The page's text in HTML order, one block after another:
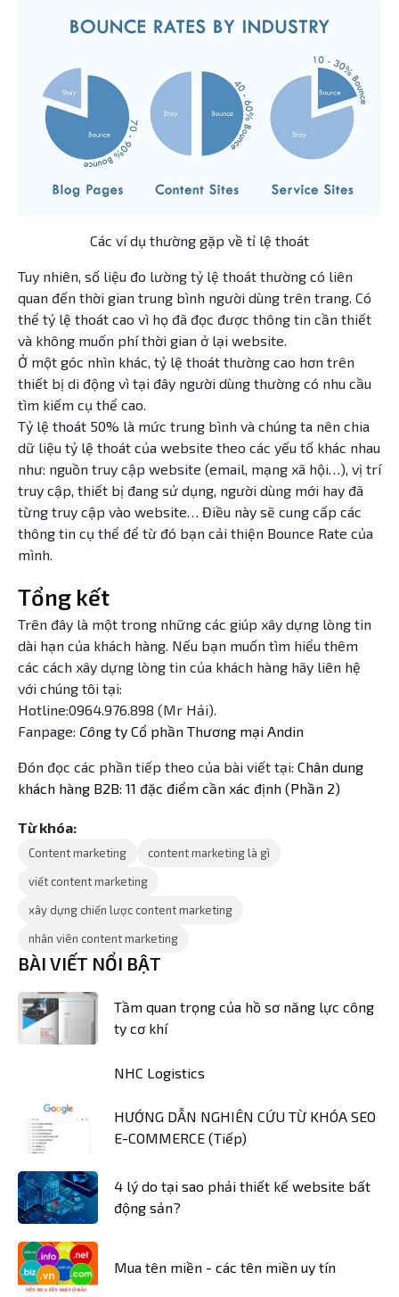
Các ví dụ thường gặp về tỉ lệ thoát
Tuy nhiên, số liệu đo lường tỷ lệ thoát thường có liên
quan đến thời gian trung bình người dùng trên trang. Có
thể tỷ lệ thoát cao vì họ đã đọc được thông tin cần thiết
và không muốn phí thời gian ở lại website.
Ở một góc nhìn khác, tỷ lệ thoát thường cao hơn trên
thiết bị di động vì tại đây người dùng thường có nhu cầu
tìm kiếm cụ thể cao.
Tỷ lệ thoát 50% là mức trung bình và chúng ta nên chia
dữ liệu tỷ lệ thoát của website theo các yếu tố khác nhau
như: nguồn truy cập website (email, mạng xã hội…), vị trí
truy cập, thiết bị đang sử dụng, người dùng mới hay đã
từng truy cập vào website… Điều này sẽ cung cấp các
thông tin cụ thể để từ đó bạn cải thiện Bounce Rate của
mình.
Tổng kết
Trên đây là một trong những các giúp xây dựng lòng tin
dài hạn của khách hàng. Nếu bạn muốn tìm hiểu thêm
các cách xây dựng lòng tin của khách hàng hãy liên hệ
với chúng tôi tại:
Hotline:0964.976.898 (Mr Hải).
Fanpage: Công ty Cổ phần Thương mại Andin
Đón đọc các phần tiếp theo của bài viết tại: Chân dung
khách hàng B2B: 11 đặc điểm cần xác định (Phần 2)
Từ khóa:
Content marketing
content marketing là gì
viết content marketing
xây dựng chiến lược content marketing
nhân viên content marketing
BÀI VIẾT NỔI BẬT
Tầm quan trọng của hồ sơ năng lực công
ty cơ khí
NHC Logistics
HƯỚNG DẪN NGHIÊN CỨU TỪ KHÓA SEO
E-COMMERCE (Tiếp)
4 lý do tại sao phải thiết kế website bất
động sản?
Mua tên miền - các tên miền uy tín